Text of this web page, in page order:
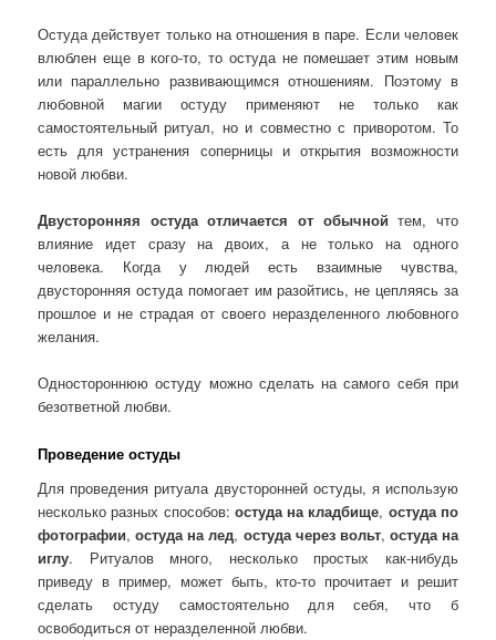
Остуда действует только на отношения в паре. Если человек
влюблен еще в кого-то, то остуда не помешает этим новым
или параллельно развивающимся отношениям. Поэтому в
любовной магии остуду применяют не только как
самостоятельный ритуал, но и совместно с приворотом. То
есть для устранения соперницы и открытия возможности
новой любви.
Двусторонняя остуда отличается от обычной тем, что
влияние идет сразу на двоих, а не только на одного
человека. Когда у людей есть взаимные чувства,
двусторонняя остуда помогает им разойтись, не цепляясь за
прошлое и не страдая от своего неразделенного любовного
желания.
Одностороннюю остуду можно сделать на самого себя при
безответной любви.
Проведение остуды
Для проведения ритуала двусторонней остуды, я использую
несколько разных способов: остуда на кладбище, остуда по
фотографии,остуда на лед, остуда через вольт, остуда на
иглу. Ритуалов много, несколько простых как-нибудь
приведу в пример, может быть, кто-то прочитает и решит
сделать остуду самостоятельно для себя, что б
освободиться от неразделенной любви.